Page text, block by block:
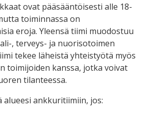
ovat pääsääntöisesti alle 18-
toiminnassa on
eroja. Yleensä tiimi muodostuu
, terveys- ja nuorisotoimen
tekee läheistä yhteistyötä myös
toimijoiden kanssa, jotka voivat
tilanteessa.
ankkuritiimiin, jos: